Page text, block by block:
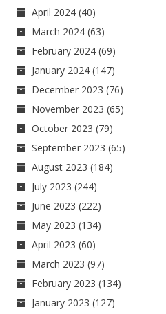
April 2024 (40)
March 2024 (63)
February 2024 (69)
January 2024 (147)
December 2023 (76)
November 2023 (65)
October 2023 (79)
September 2023 (65)
August 2023 (184)
July 2023 (244)
June 2023 (222)
May 2023 (134)
April 2023 (60)
March 2023 (97)
February 2023 (134)
January 2023 (127)